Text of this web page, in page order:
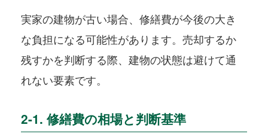
実家の建物が古い場合、修繕費が今後の大き
な負担になる可能性があります。売却するか
残すかを判断する際、建物の状態は避けて通
れない要素です。
2-1. 修繕費の相場と判断基準